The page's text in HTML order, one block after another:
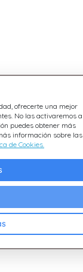
ofrecerte una mejor
No las activaremos a
puedes obtener más
información sobre las
de Cookies.
ayudarte
Condiciones
Cookies